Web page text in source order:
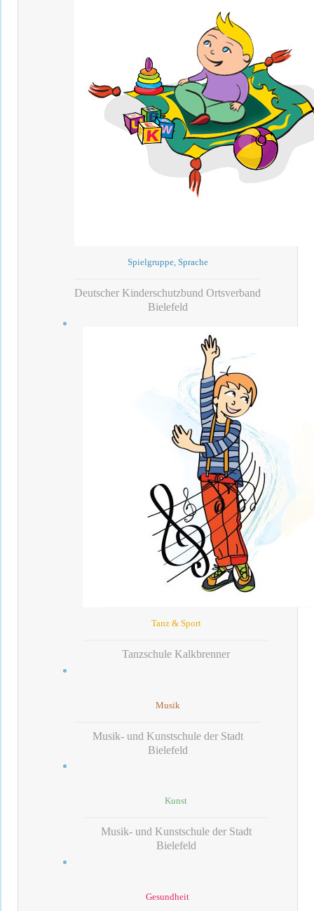
Spielgruppe, Sprache
Deutscher Kinderschutzbund Ortsverband
Bielefeld
Tanz & Sport
Tanzschule Kalkbrenner
Musik
Musik- und Kunstschule der Stadt
Bielefeld
Kunst
Musik- und Kunstschule der Stadt
Bielefeld
Gesundheit